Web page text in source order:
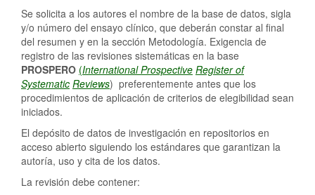
Se solicita a los autores el nombre de la base de datos, sigla
y/o número del ensayo clínico, que deberán constar al final
del resumen y en la sección Metodología. Exigencia de
registro de las revisiones sistemáticas en la base
PROSPERO (InternationalProspective Registerof
Systematic Reviews) preferentemente antes que los
procedimientos de aplicación de criterios de elegibilidad sean
iniciados.
El depósito de datos de investigación en repositorios en
acceso abierto siguiendo los estándares que garantizan la
autoría, uso y cita de los datos.
La revisión debe contener: